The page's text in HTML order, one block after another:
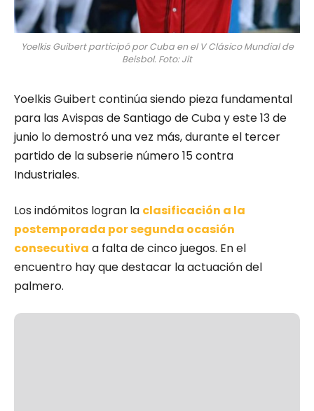
Yoelkis Guibert participó por Cuba en el V Clásico Mundial de
Beisbol. Foto: Jit
Yoelkis Guibert continúa siendo pieza fundamental
para las Avispas de Santiago de Cuba y este 13 de
junio lo demostró una vez más, durante el tercer
partido de la subserie número 15 contra
Industriales.
Los indómitos logran la clasificación a la
postemporada por segunda ocasión
consecutiva a falta de cinco juegos. En el
encuentro hay que destacar la actuación del
palmero.